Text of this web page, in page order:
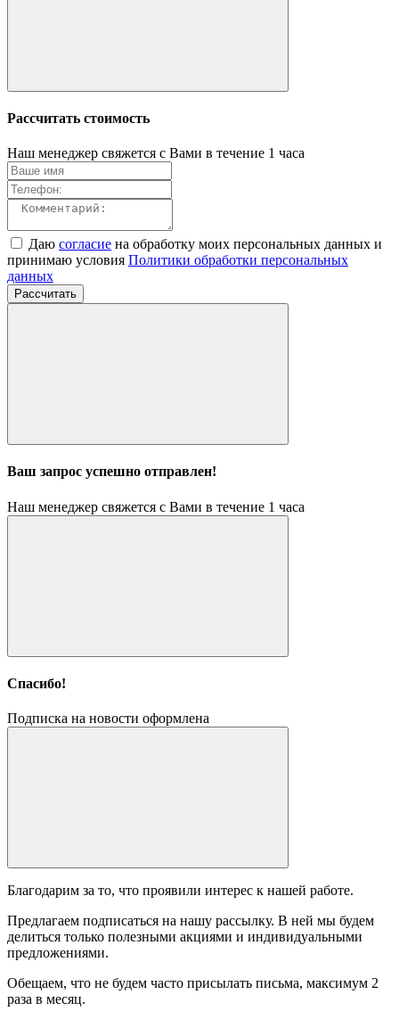
Рассчитать стоимость
Наш менеджер свяжется с Вами в течение 1 часа
Даю согласие на обработку моих персональных данных и
принимаю условия Политики обработки персональных
данных
Рассчитать
Ваш запрос успешно отправлен!
Наш менеджер свяжется с Вами в течение 1 часа
Спасибо!
Подписка на новости оформлена
Благодарим за то, что проявили интерес к нашей работе.
Предлагаем подписаться на нашу рассылку. В ней мы будем
делиться только полезными акциями и индивидуальными
предложениями.
Обещаем, что не будем часто присылать письма, максимум 2
раза в месяц.